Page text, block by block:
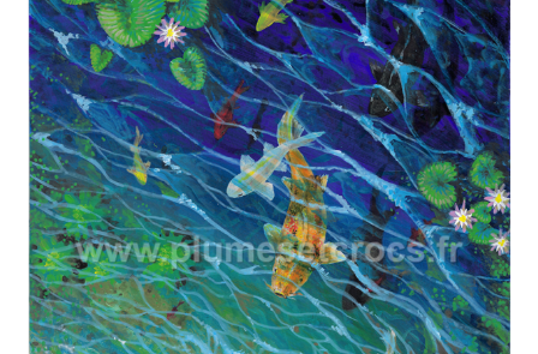
A propos
CGV
Me contacter